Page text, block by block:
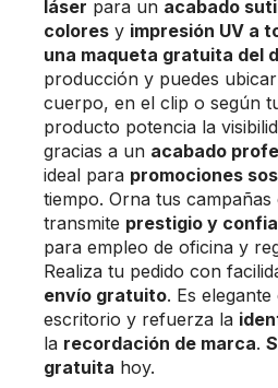
láser para un acabado
colores y impresión UV a
una maqueta gratuita del
producción y puedes
cuerpo, en el clip o según
producto potencia la
gracias a un acabado
ideal para promociones
tiempo. Orna tus
transmite prestigio y
para empleo de oficina y
Realiza tu pedido con
envío gratuito. Es
escritorio y refuerza la
la recordación de marca.
gratuita hoy.